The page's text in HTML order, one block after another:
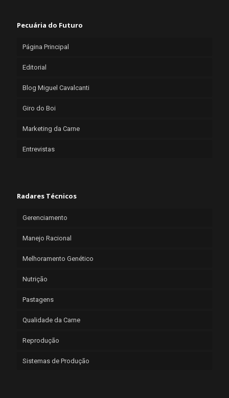
Pecuária do Futuro
Página Principal
Editorial
Blog Miguel Cavalcanti
Giro do Boi
Marketing da Carne
Entrevistas
Radares Técnicos
Gerenciamento
Manejo Racional
Melhoramento Genético
Nutrição
Pastagens
Qualidade da Carne
Reprodução
Sistemas de Produção